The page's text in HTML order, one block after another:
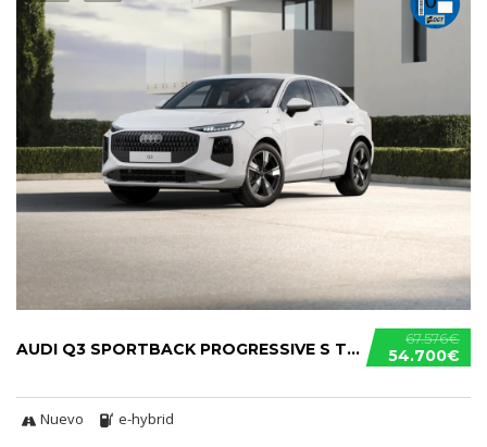
67.576€
54.700€
AUDI Q3 SPORTBACK PROGRESSIVE S TRONIC E-HYBRID
Nuevo
e-hybrid